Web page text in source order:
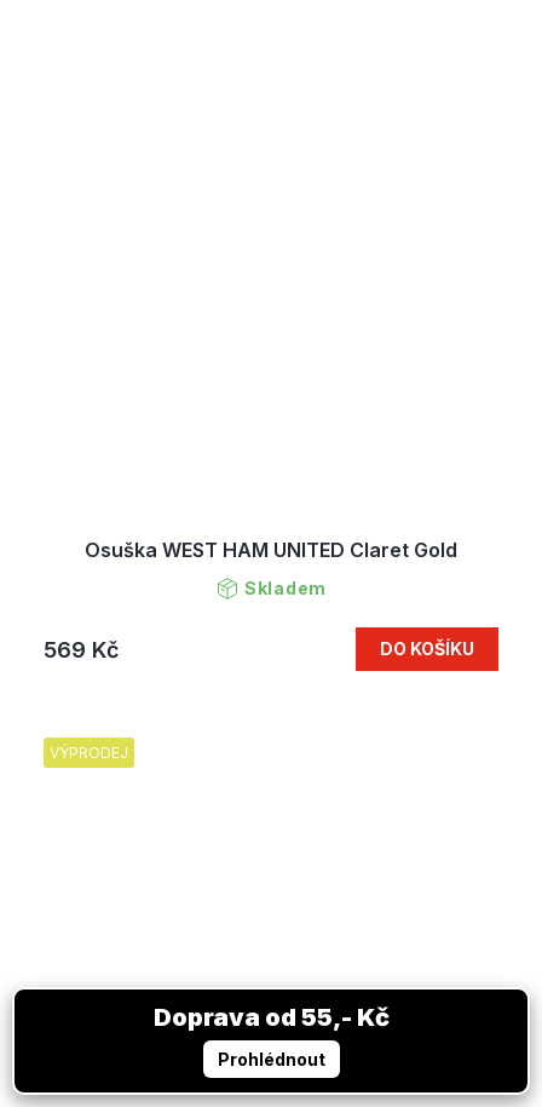
Osuška WEST HAM UNITED Claret Gold
Skladem
569 Kč DO KOŠÍKU
VÝPRODEJ